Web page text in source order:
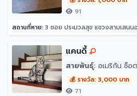
- ช่วยขจัดก้อนขนในท้อ
- ช่วยบำรุงหัวใจ
- ช่วยลดกลิ่นอุจจาระแ
- ช่วยรักษาระดับน้ำต
- ช่วยให้ภูมิต้านทานใน
- ช่วยลดแผลหรือการอัก
รายละเอียดสินค้า
91
สถานที่หาย: 3 ซอย ประมวลสุข แขวงสามเสนนอก เขต
แคนดี้
สายพันธุ์: อเมริกัน ช็อ
💰 รางวัล: 3,000 บาท
71